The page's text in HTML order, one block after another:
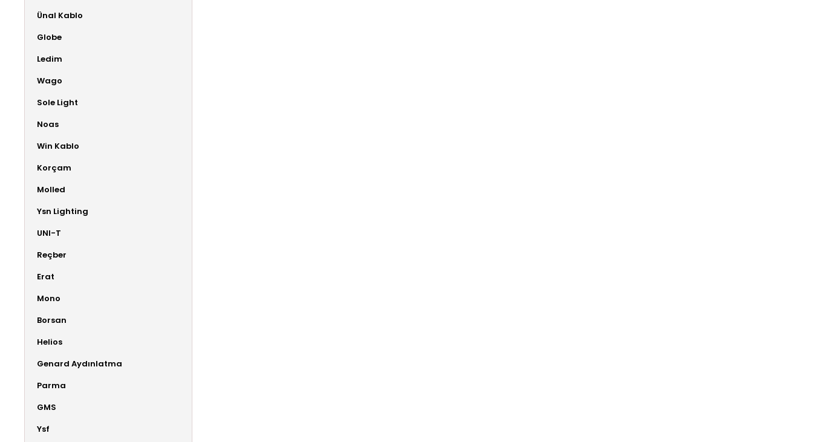
Ünal Kablo
Globe
Ledim
Wago
Sole Light
Noas
Win Kablo
Korçam
Molled
Ysn Lighting
UNI-T
Reçber
Erat
Mono
Borsan
Helios
Genard Aydınlatma
Parma
GMS
Ysf